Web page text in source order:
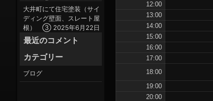
12:00
13:00
14:00
15:00
16:00
17:00
18:00
19:00
20:00
大井町にて住宅塗装（サイ
ディング壁面、スレート屋
根） ③ 2025年6月22日
最近のコメント
カテゴリー
ブログ